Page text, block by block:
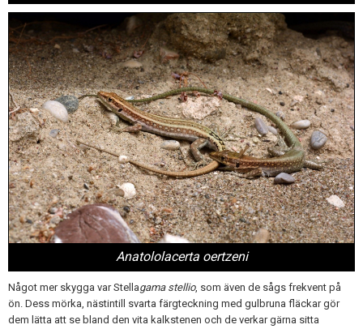
Anatololacerta oertzeni
Något mer skygga var Stellagama stellio, som även de sågs frekvent på
ön. Dess mörka, nästintill svarta färgteckning med gulbruna fläckar gör
dem lätta att se bland den vita kalkstenen och de verkar gärna sitta